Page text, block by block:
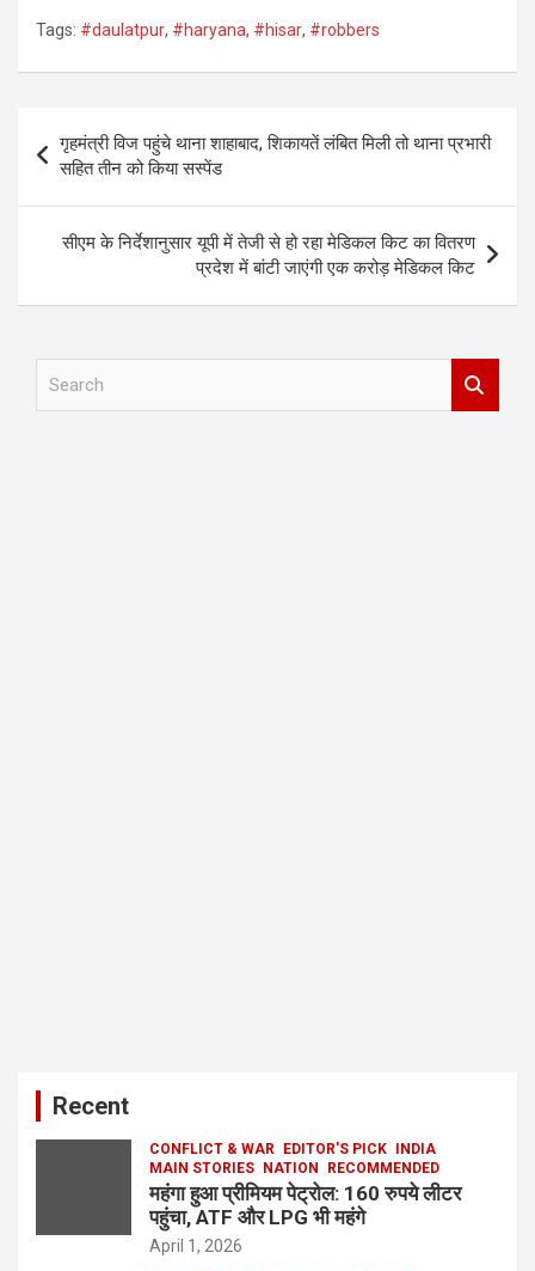
Tags: #daulatpur, #haryana, #hisar, #robbers
navigation
गृहमंत्री विज पहुंचे थाना शाहाबाद, शिकायतें लंबित मिली तो थाना प्रभारी
सहित तीन को किया सस्पेंड
सीएम के निर्देशानुसार यूपी में तेजी से हो रहा मेडिकल किट का वितरण
प्रदेश में बांटी जाएंगी एक करोड़ मेडिकल किट
Recent
CONFLICT & WAR EDITOR'S PICK
INDIA
MAIN STORIES
NATION RECOMMENDED
महंगा हुआ प्रीमियम पेट्रोल: 160 रुपये लीटर
पहुंचा, ATF और LPG भी महंगे
April 1, 2026